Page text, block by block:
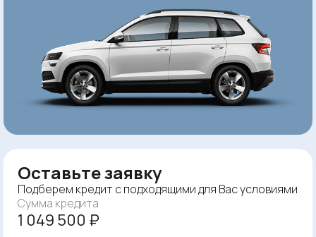
Оставьте заявку
Подберем кредит с подходящими для Вас условиями
Сумма кредита
1 049 500 ₽